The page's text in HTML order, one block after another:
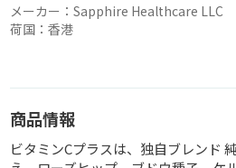
メーカー：Sapphire Healthcare
荷国：香港
商品情報
ビタミンCプラスは、独自ブレンド